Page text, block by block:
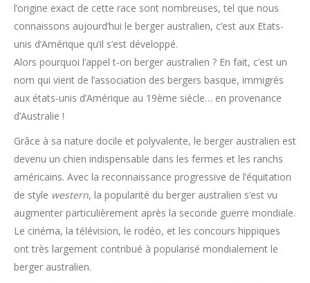
l’origine exact de cette race sont nombreuses, tel que nous
connaissons aujourd’hui le berger australien, c’est aux Etats-
unis d’Amérique qu’il s’est développé.
Alors pourquoi l’appel t-on berger australien ? En fait, c’est un
nom qui vient de l’association des bergers basque, immigrés
aux états-unis d’Amérique au 19ème siècle… en provenance
d’Australie !
Grâce à sa nature docile et polyvalente, le berger australien est
devenu un chien indispensable dans les fermes et les ranchs
américains. Avec la reconnaissance progressive de l’équitation
de style western, la popularité du berger australien s’est vu
augmenter particulièrement après la seconde guerre mondiale.
Le cinéma, la télévision, le rodéo, et les concours hippiques
ont très largement contribué à popularisé mondialement le
berger australien.